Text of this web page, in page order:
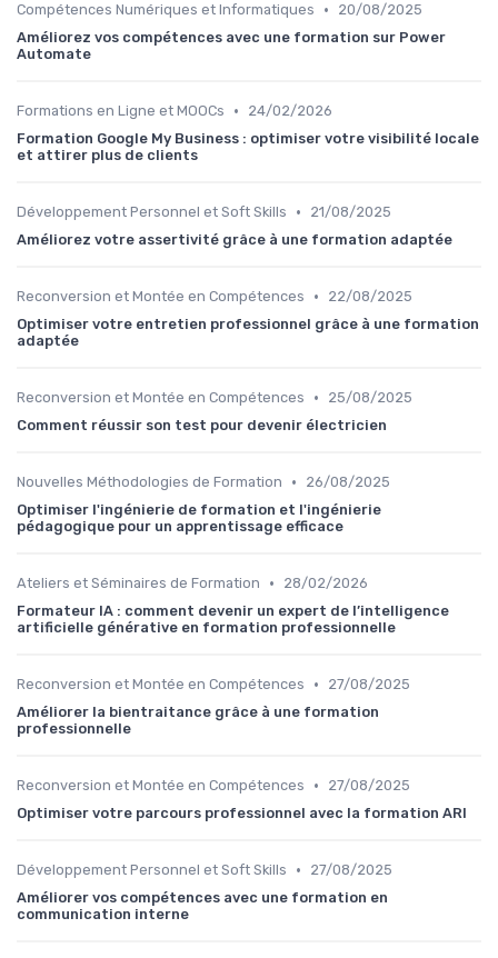
Compétences Numériques et Informatiques •
20/08/2025
Améliorez vos compétences avec une formation sur Power
Automate
Formations en Ligne et MOOCs •
24/02/2026
Formation Google My Business : optimiser votre visibilité locale
et attirer plus de clients
Développement Personnel et Soft Skills •
21/08/2025
Améliorez votre assertivité grâce à une formation adaptée
Reconversion et Montée en Compétences •
22/08/2025
Optimiser votre entretien professionnel grâce à une formation
adaptée
Reconversion et Montée en Compétences •
25/08/2025
Comment réussir son test pour devenir électricien
Nouvelles Méthodologies de Formation •
26/08/2025
Optimiser l'ingénierie de formation et l'ingénierie
pédagogique pour un apprentissage efficace
Ateliers et Séminaires de Formation •
28/02/2026
Formateur IA : comment devenir un expert de l’intelligence
artificielle générative en formation professionnelle
Reconversion et Montée en Compétences •
27/08/2025
Améliorer la bientraitance grâce à une formation
professionnelle
Reconversion et Montée en Compétences •
27/08/2025
Optimiser votre parcours professionnel avec la formation ARI
Développement Personnel et Soft Skills •
27/08/2025
Améliorer vos compétences avec une formation en
communication interne